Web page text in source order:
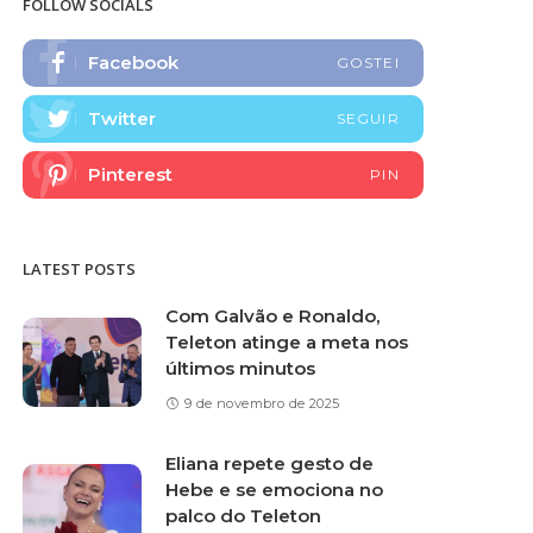
FOLLOW SOCIALS
Facebook GOSTEI
Twitter SEGUIR
Pinterest PIN
LATEST POSTS
Com Galvão e Ronaldo,
Teleton atinge a meta nos
últimos minutos
9 de novembro de 2025
Eliana repete gesto de
Hebe e se emociona no
palco do Teleton